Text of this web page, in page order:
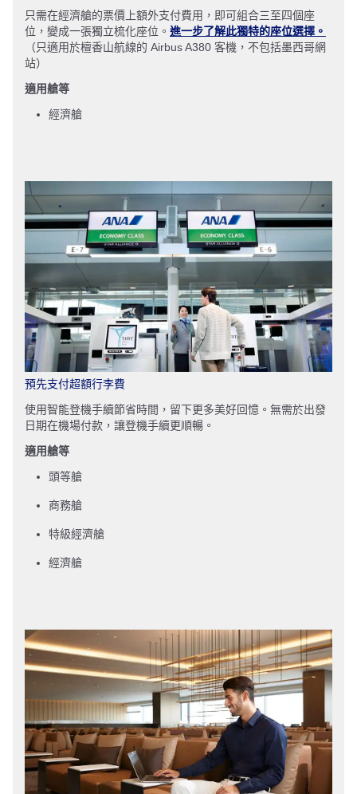
只需在經濟艙的票價上額外支付費用，即可組合三至四個座
位，變成一張獨立梳化座位。 進一步了解此獨特的座位選擇。
（只適用於檀香山航線的 Airbus A380 客機，不包括墨西哥網
站）
適用艙等
經濟艙
預先支付超額行李費
使用智能登機手續節省時間，留下更多美好回憶。無需於出發
日期在機場付款，讓登機手續更順暢。
適用艙等
頭等艙
商務艙
特級經濟艙
經濟艙